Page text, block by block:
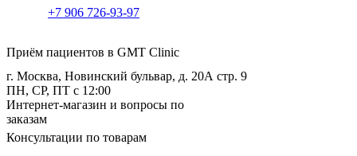
+7 906 726-93-97
Приём пациентов в GMT Clinic
г. Москва, Новинский бульвар, д. 20А стр. 9
ПН, СР, ПТ с 12:00
Интернет-магазин и вопросы по
заказам
Консультации по товарам